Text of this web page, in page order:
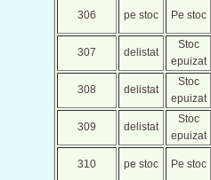
306 pe stoc Pe stoc
307 delistat
Stoc
epuizat
308 delistat
Stoc
epuizat
309 delistat
Stoc
epuizat
310 pe stoc Pe stoc